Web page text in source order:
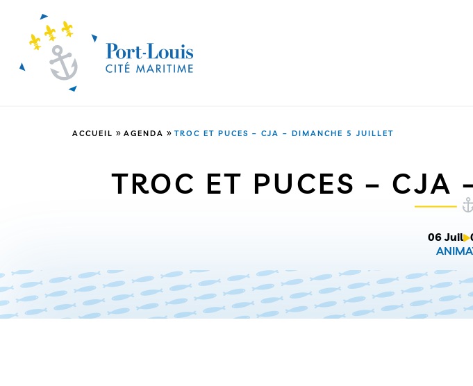
ACCUEIL » AGENDA » TROC ET PUCES – CJA – DIMANCHE 5 JUILLET
TROC ET PUCES –
06 Juil